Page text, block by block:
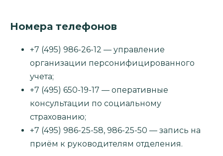
Номера телефонов
+7 (495) 986-26-12 — управление
организации персонифицированного
учета;
+7 (495) 650-19-17 — оперативные
консультации по социальному
страхованию;
+7 (495) 986-25-58, 986-25-50 — запись на
приём к руководителям отделения.